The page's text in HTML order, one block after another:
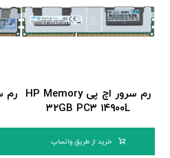
رم سرور اچ پی HP Memory
۳۲GB PC۳ ۱۴۹۰۰L
خرید از طریق واتساپ